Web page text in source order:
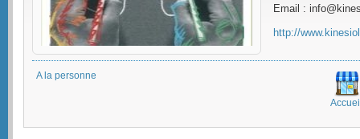
Email :
http://
A la personne